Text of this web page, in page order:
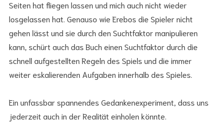
Seiten hat fliegen lassen und mich auch nicht wieder
losgelassen hat. Genauso wie Erebos die Spieler nicht
gehen lässt und sie durch den Suchtfaktor manipulieren
kann, schürt auch das Buch einen Suchtfaktor durch die
schnell aufgestellten Regeln des Spiels und die immer
weiter eskalierenden Aufgaben innerhalb des Spieles.
Ein unfassbar spannendes Gedankenexperiment, dass uns
jederzeit auch in der Realität einholen könnte.